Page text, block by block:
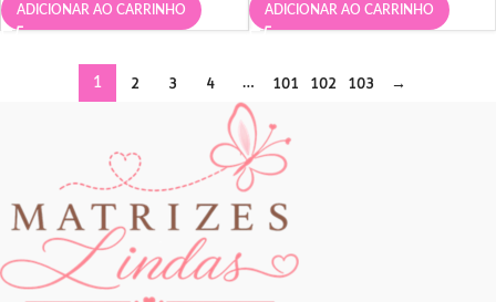
ADICIONAR AO CARRINHO ADICIONAR AO CARRINHO
1 2 3 4 … 101 102 103 →